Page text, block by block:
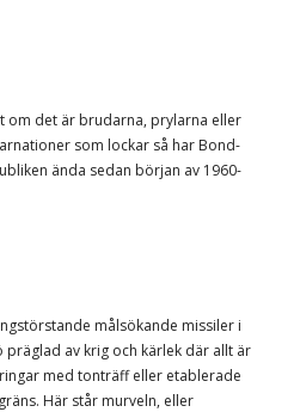
om det är brudarna, prylarna eller
som lockar så har Bond-
ända sedan början av 1960-
målsökande missiler i
präglad av krig och kärlek där allt är
med tonträff eller etablerade
Här står murveln, eller